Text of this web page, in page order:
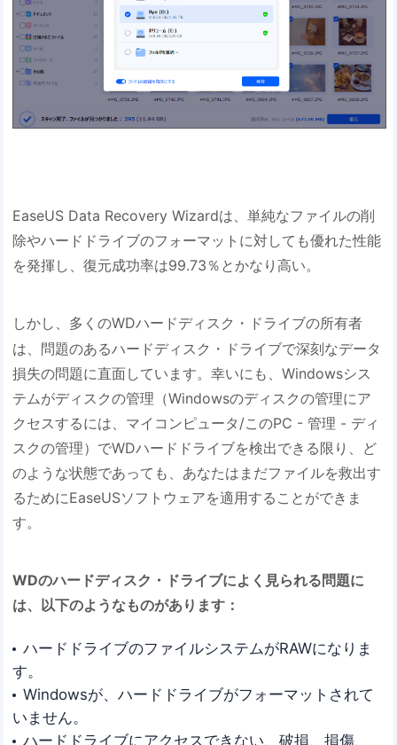
EaseUS Data Recovery Wizardは、単純なファイルの削
除やハードドライブのフォーマットに対しても優れた性能
を発揮し、復元成功率は99.73％とかなり高い。
しかし、多くのWDハードディスク・ドライブの所有者
は、問題のあるハードディスク・ドライブで深刻なデータ
損失の問題に直面しています。幸いにも、Windowsシス
テムがディスクの管理（Windowsのディスクの管理にア
クセスするには、マイコンピュータ/このPC - 管理 - ディ
スクの管理）でWDハードドライブを検出できる限り、ど
のような状態であっても、あなたはまだファイルを救出す
るためにEaseUSソフトウェアを適用することができま
す。
WDのハードディスク・ドライブによく見られる問題に
は、以下のようなものがあります：
ハードドライブのファイルシステムがRAWになりま
す。
Windowsが、ハードドライブがフォーマットされて
いません。
ハードドライブにアクセスできない、破損、損傷、